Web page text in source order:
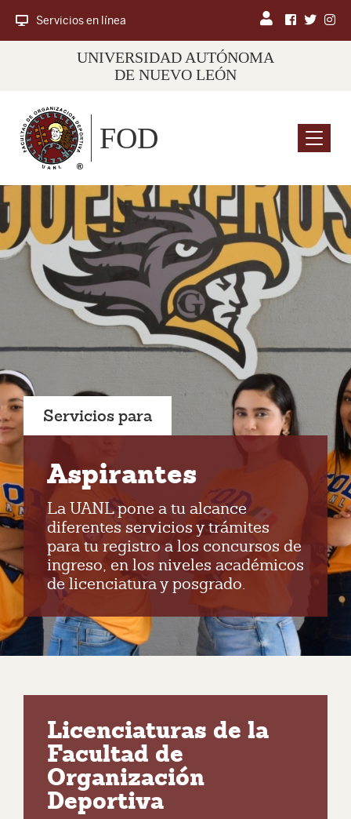
Servicios en línea
UNIVERSIDAD AUTÓNOMA
DE NUEVO LEÓN
Menu
FOD
Servicios para
Aspirantes
La UANL pone a tu alcance
diferentes servicios y trámites
para tu registro a los concursos de
ingreso, en los niveles académicos
de licenciatura y posgrado.
Licenciaturas de la
Facultad de
Organización
Deportiva